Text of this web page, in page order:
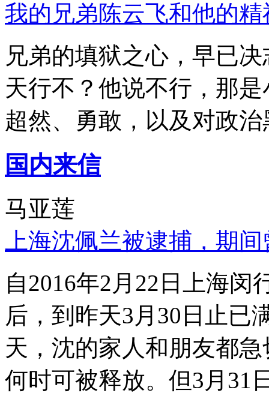
我的兄弟陈云飞和他的
兄弟的填狱之心，早已
天行不？他说不行，那
超然、勇敢，以及对政
国内来信
马亚莲
上海沈佩兰被逮捕，期
自2016年2月22日上海
后，到昨天3月30日止已
天，沈的家人和朋友都
何时可被释放。但3月31